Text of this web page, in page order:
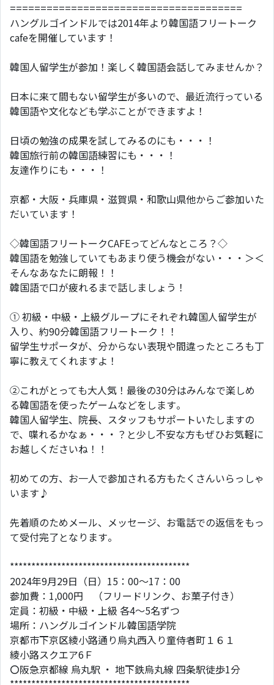
======================================
ハングルゴインドルでは2014年より韓国語フリートーク
cafeを開催しています！
韓国人留学生が参加！楽しく韓国語会話してみませんか？
日本に来て間もない留学生が多いので、最近流行っている
韓国語や文化なども学ぶことができますよ！
日頃の勉強の成果を試してみるのにも・・・！
韓国旅行前の韓国語練習にも・・・！
友達作りにも・・・！
京都・大阪・兵庫県・滋賀県・和歌山県他からご参加いた
だいています！
◇韓国語フリートークCAFEってどんなところ？◇
韓国語を勉強していてもあまり使う機会がない・・・＞＜
そんなあなたに朗報！！
韓国語で口が疲れるまで話しましょう！
① 初級・中級・上級グループにそれぞれ韓国人留学生が
入り、約90分韓国語フリートーク！！
留学生サポータが、分からない表現や間違ったところも丁
寧に教えてくれますよ！
②これがとっても大人気！最後の30分はみんなで楽しめ
る韓国語を使ったゲームなどをします。
韓国人留学生、院長、スタッフもサポートいたしますの
で、喋れるかなぁ・・・？と少し不安な方もぜひお気軽に
お越しくださいね！！
初めての方、お一人で参加される方もたくさんいらっしゃ
います♪
先着順のためメール、メッセージ、お電話での返信をもっ
て受付完了となります。
******************************************
2024年9月29日（日）15：00～17：00
参加費：1,000円 （フリードリンク、お菓子付き）
定員：初級・中級・上級 各4～5名ずつ
場所：ハングルゴインドル韓国語学院
京都市下京区綾小路通り烏丸西入り童侍者町１６１
綾小路スクエア6Ｆ
〇阪急京都線 烏丸駅 ・ 地下鉄烏丸線 四条駅徒歩1分